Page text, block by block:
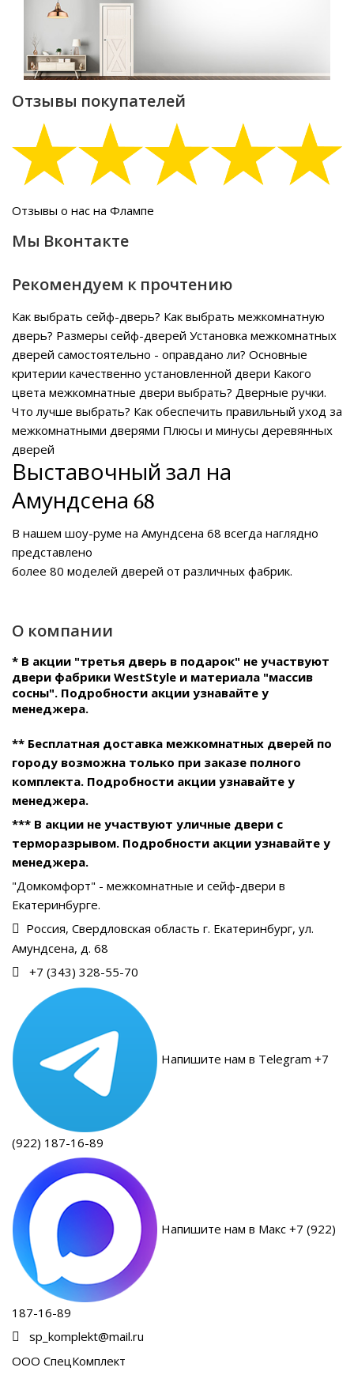
Отзывы покупателей
Отзывы о нас на Флампе
Мы Вконтакте
Рекомендуем к прочтению
Как выбрать сейф-дверь? Как выбрать межкомнатную
дверь? Размеры сейф-дверей Установка межкомнатных
дверей самостоятельно - оправдано ли? Основные
критерии качественно установленной двери Какого
цвета межкомнатные двери выбрать? Дверные ручки.
Что лучше выбрать? Как обеспечить правильный уход за
межкомнатными дверями Плюсы и минусы деревянных
дверей
Выставочный зал на
Амундсена 68
В нашем шоу-руме на Амундсена 68 всегда наглядно
представлено
более 80 моделей дверей от различных фабрик.
О компании
* В акции "третья дверь в подарок" не участвуют
двери фабрики WestStyle и материала "массив
сосны". Подробности акции узнавайте у
менеджера.
** Бесплатная доставка межкомнатных дверей по
городу возможна только при заказе полного
комплекта. Подробности акции узнавайте у
менеджера.
*** В акции не участвуют уличные двери с
терморазрывом. Подробности акции узнавайте у
менеджера.
"Домкомфорт" - межкомнатные и сейф-двери в
Екатеринбурге.
Россия, Свердловская область г. Екатеринбург, ул.
Амундсена, д. 68
+7 (343) 328-55-70
Напишите нам в Telegram +7
(922) 187-16-89
Напишите нам в Макс +7 (922)
187-16-89
sp_komplekt@mail.ru
ООО СпецКомплект